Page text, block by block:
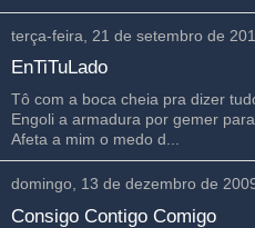
terça-feira, 21 de setembro de
EnTiTuLado
Tô com a boca cheia pra dizer
Engoli a armadura por gemer
Afeta a mim o medo d...
domingo, 13 de dezembro de
Consigo Contigo Comigo